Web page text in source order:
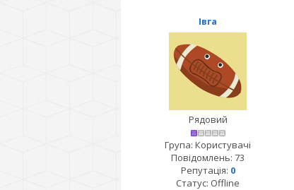
Івга
Рядовий
Група: Користувачі
Повідомлень: 73
Репутація: 0
Статус: Offline